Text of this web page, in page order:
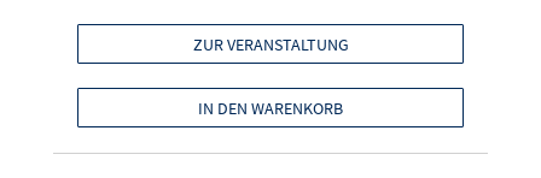
ZUR VERANSTALTUNG
IN DEN WARENKORB